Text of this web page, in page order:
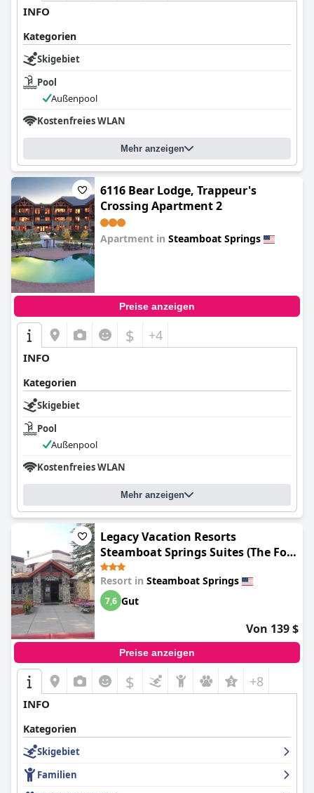
INFO
Kategorien
Skigebiet
Pool
Außenpool
Kostenfreies WLAN
Mehr anzeigen
6116 Bear Lodge, Trappeur's
Crossing Apartment 2
Apartment in Steamboat Springs
Preise anzeigen
$ +4
INFO
Kategorien
Skigebiet
Pool
Außenpool
Kostenfreies WLAN
Mehr anzeigen
Legacy Vacation Resorts
Steamboat Springs Suites (The Fold
Hotels Steamboat Springs)
Resort in Steamboat Springs
7,6 Gut
Von 139 $
Preise anzeigen
$ +8
INFO
Kategorien
Skigebiet
Familien